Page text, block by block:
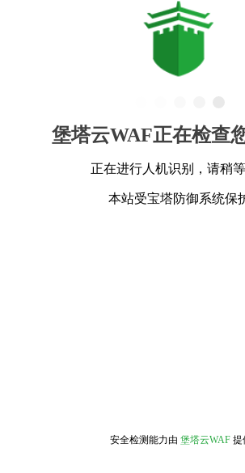
堡塔云WAF正在检查
正在进行人机识别，请稍
本站受宝塔防御系统保
安全检测能力由 堡塔云WAF 提